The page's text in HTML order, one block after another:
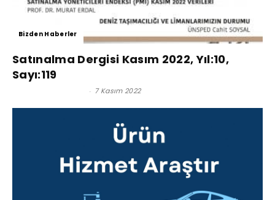
Bizden Haberler
Satınalma Dergisi Kasım 2022, Yıl:10,
Sayı:119
- 7 Kasım 2022